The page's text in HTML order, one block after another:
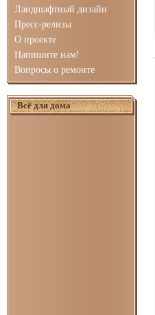
Ландшафтный дизайн
Пресс-релизы
О проекте
Напишите нам!
Вопросы о ремонте
Всё для дома